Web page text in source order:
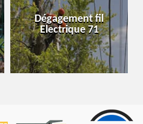
Dégagement fil
Electrique 71